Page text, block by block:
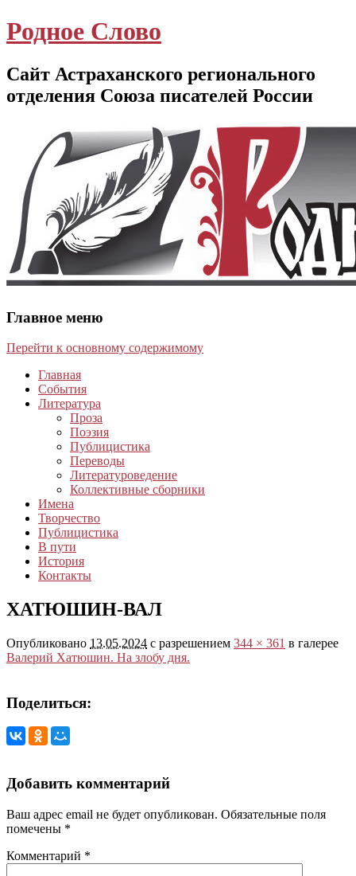
Родное Слово
Сайт Астраханского регионального
отделения Союза писателей России
Главное меню
Перейти к основному содержимому
Главная
События
Литература
Проза
Поэзия
Публицистика
Переводы
Литературоведение
Коллективные сборники
Имена
Творчество
Публицистика
В пути
История
Контакты
ХАТЮШИН-ВАЛ
Опубликовано 13.05.2024 с разрешением 344 × 361 в галерее
Валерий Хатюшин. На злобу дня.
Поделиться:
Добавить комментарий
Ваш адрес email не будет опубликован. Обязательные поля
помечены *
Комментарий *